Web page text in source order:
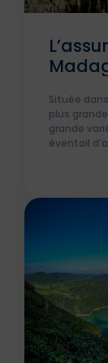
Située
plus
grande
éventail
des
voyage